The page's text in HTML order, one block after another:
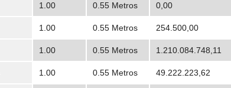
1.00 0.55 Metros 0,00
1.00 0.55 Metros 254.500,00
1.00 0.55 Metros 1.210.084.748,11
1.00 0.55 Metros 49.222.223,62